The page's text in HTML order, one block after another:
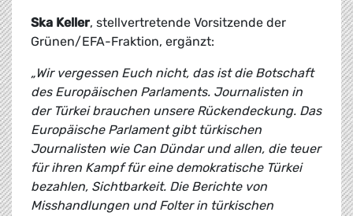
Ska Keller, stellvertretende Vorsitzende der
Grünen/EFA-Fraktion, ergänzt:
„Wir vergessen Euch nicht, das ist die Botschaft
des Europäischen Parlaments. Journalisten in
der Türkei brauchen unsere Rückendeckung. Das
Europäische Parlament gibt türkischen
Journalisten wie Can Dündar und allen, die teuer
für ihren Kampf für eine demokratische Türkei
bezahlen, Sichtbarkeit. Die Berichte von
Misshandlungen und Folter in türkischen